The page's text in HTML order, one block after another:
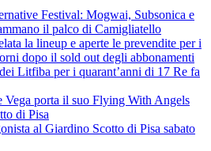
Festival: Mogwai, Subsonica e
il palco di Camigliatello
la lineup e aperte le prevendite per i
dopo il sold out degli abbonamenti
Litfiba per i quarant’anni di 17 Re fa
Vega porta il suo Flying With Angels
di Pisa
al Giardino Scotto di Pisa sabato